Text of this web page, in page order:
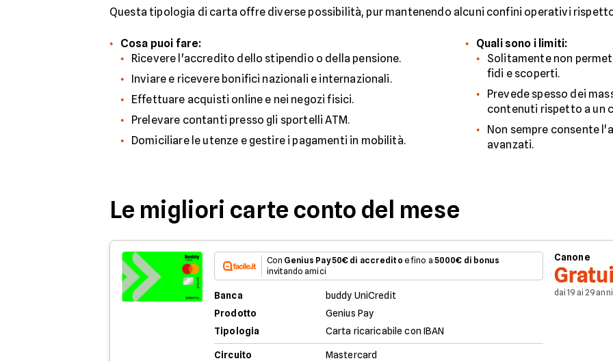
Questa tipologia di carta offre diverse possibilità, pur mantenendo alcuni confini operativi
Cosa puoi fare:
Ricevere l'accredito dello stipendio o della pensione.
Inviare e ricevere bonifici nazionali e internazionali.
Effettuare acquisti online e nei negozi fisici.
Prelevare contanti presso gli sportelli ATM.
Domiciliare le utenze e gestire i pagamenti in mobilità.
Quali sono i limiti:
Solitamente non
fidi e scoperti.
Prevede spesso dei
contenuti rispetto a un
Non sempre consente
avanzati.
Le migliori carte conto del mese
Con Genius Pay50€ di accredito e fino a 5000€ di bonus
invitando amici
Banca
buddy UniCredit
Prodotto
Genius Pay
Tipologia
Carta ricaricabile con IBAN
Circuito
Mastercard
Canone
dai 19 ai 29 anni